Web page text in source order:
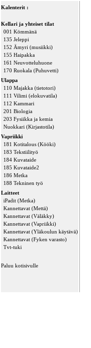
Kalenterit :
Kellari ja yhteiset tilat
001 Kömmänä
135 Jeleppi
152 Ämyri (musiikki)
155 Haipakka
161 Neuvotteluhuone
170 Ruokala (Puhuvetti)
Ulappa
110 Majakka (tietotori)
111 Vilimi (elokuvatila)
112 Kammari
201 Biologia
203 Fysiikka ja kemia
Nuokkari (Kirjastotila)
Vapriikki
181 Kotitalous (Kööki)
183 Tekstiilityö
184 Kuvataide
185 Kuvataide2
186 Metka
188 Tekninen työ
Laitteet
iPadit (Metka)
Kannettavat (Mettä)
Kannettavat (Väläkky)
Kannettavat (Vapriikki)
Kannettavat (Yläkoulun käytävä)
Kannettavat (Fyken varasto)
Tvt-tuki
Paluu kotisivulle